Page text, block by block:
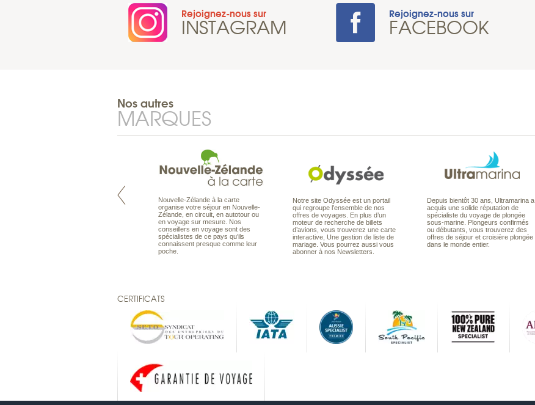
Rejoignez-nous sur
INSTAGRAM Rejoignez-nous sur
FACEBOOK
Nos autres
MARQUES
Pacifique à la carte est le spécialiste
Nouvelle-Zélande à la carte
organise votre séjour en Nouvelle-
Zélande, en circuit, en autotour ou
en voyage sur mesure. Nos
conseillers en voyage sont des
spécialistes de ce pays qu’ils
connaissent presque comme leur
poche.
Notre site Odyssée est un portail
qui regroupe l’ensemble de nos
offres de voyages. En plus d’un
moteur de recherche de billets
d’avions, vous trouverez une carte
interactive, Une gestion de liste de
mariage. Vous pourrez aussi vous
abonner à nos Newsletters.
Depuis bientôt 30 ans, Ultramarina a
acquis une solide réputation de
spécialiste du voyage de plongée
sous-marine. Plongeurs confirmés
ou débutants, vous trouverez des
offres de séjour et croisière plongée
dans le monde entier.
CERTIFICATS